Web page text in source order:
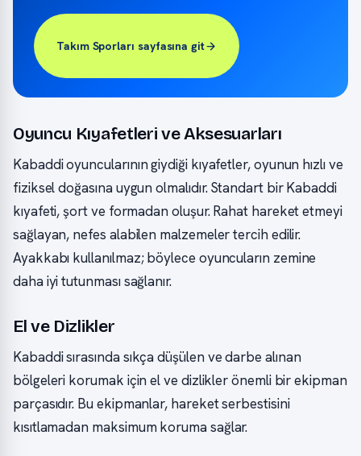
Takım Sporları sayfasına git
Oyuncu Kıyafetleri ve Aksesuarları
Kabaddi oyuncularının giydiği kıyafetler, oyunun hızlı ve
fiziksel doğasına uygun olmalıdır. Standart bir Kabaddi
kıyafeti, şort ve formadan oluşur. Rahat hareket etmeyi
sağlayan, nefes alabilen malzemeler tercih edilir.
Ayakkabı kullanılmaz; böylece oyuncuların zemine
daha iyi tutunması sağlanır.
El ve Dizlikler
Kabaddi sırasında sıkça düşülen ve darbe alınan
bölgeleri korumak için el ve dizlikler önemli bir ekipman
parçasıdır. Bu ekipmanlar, hareket serbestisini
kısıtlamadan maksimum koruma sağlar.